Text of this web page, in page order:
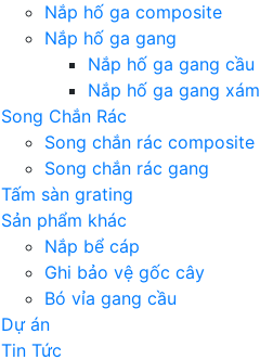
Nắp hố ga composite
Nắp hố ga gang
Nắp hố ga gang cầu
Nắp hố ga gang xám
Song Chắn Rác
Song chắn rác composite
Song chắn rác gang
Tấm sàn grating
Sản phẩm khác
Nắp bể cáp
Ghi bảo vệ gốc cây
Bó vỉa gang cầu
Dự án
Tin Tức